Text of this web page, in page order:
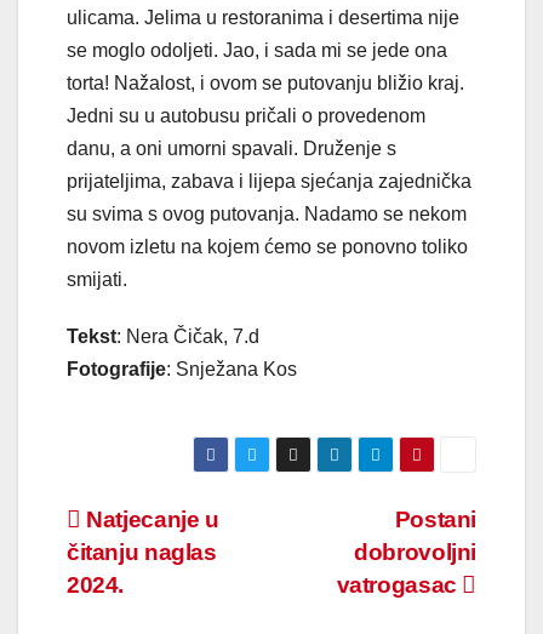
ulicama. Jelima u restoranima i desertima nije
se moglo odoljeti. Jao, i sada mi se jede ona
torta! Nažalost, i ovom se putovanju bližio kraj.
Jedni su u autobusu pričali o provedenom
danu, a oni umorni spavali. Druženje s
prijateljima, zabava i lijepa sjećanja zajednička
su svima s ovog putovanja. Nadamo se nekom
novom izletu na kojem ćemo se ponovno toliko
smijati.
Tekst: Nera Čičak, 7.d
Fotografije: Snježana Kos
Navigacija
objava
Postani
dobrovoljni
vatrogasac
Natjecanje u
čitanju naglas
2024.